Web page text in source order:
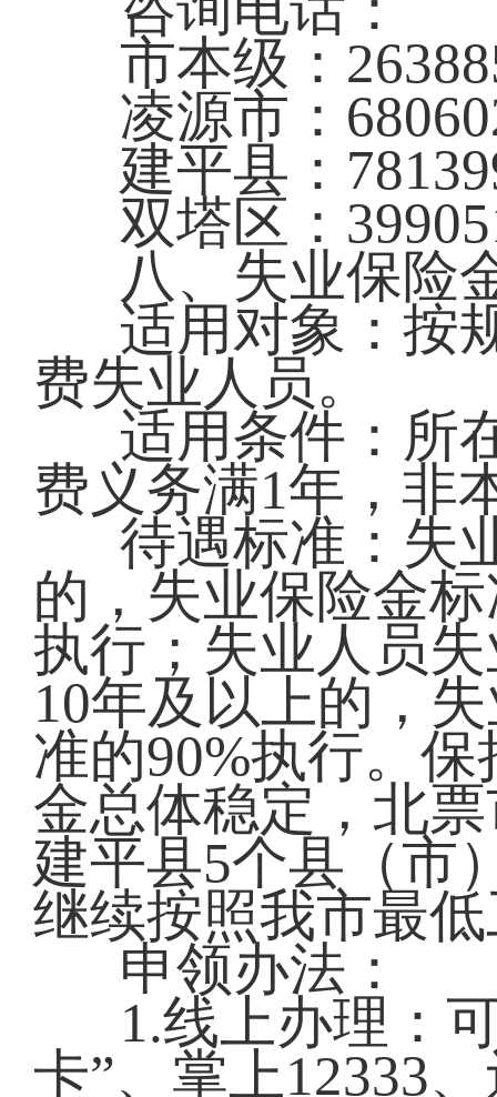
市本级：
凌源市：
建平县：
双塔区：
八、失业保险
适用对象：按
费失业人员。
适用条件：所
费义务满1年，非
待遇标准：失
的，失业保险金
执行；失业人员
10年及以上的，
准的90%执行。
金总体稳定，北
建平县5个县（市
继续按照我市最
申领办法：
1.线上办理：
卡”、掌上12333